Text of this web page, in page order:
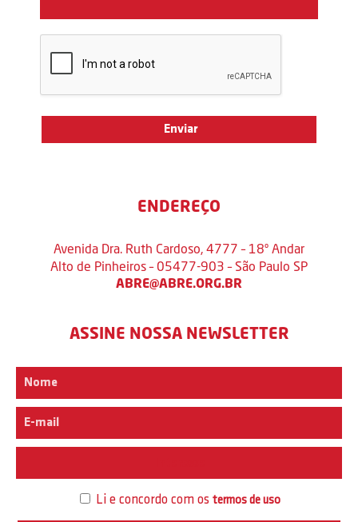
ENDEREÇO
Avenida Dra. Ruth Cardoso, 4777 – 18º Andar
Alto de Pinheiros – 05477-903 – São Paulo SP
ABRE@ABRE.ORG.BR
ASSINE NOSSA NEWSLETTER
Li e concordo com os termos de uso